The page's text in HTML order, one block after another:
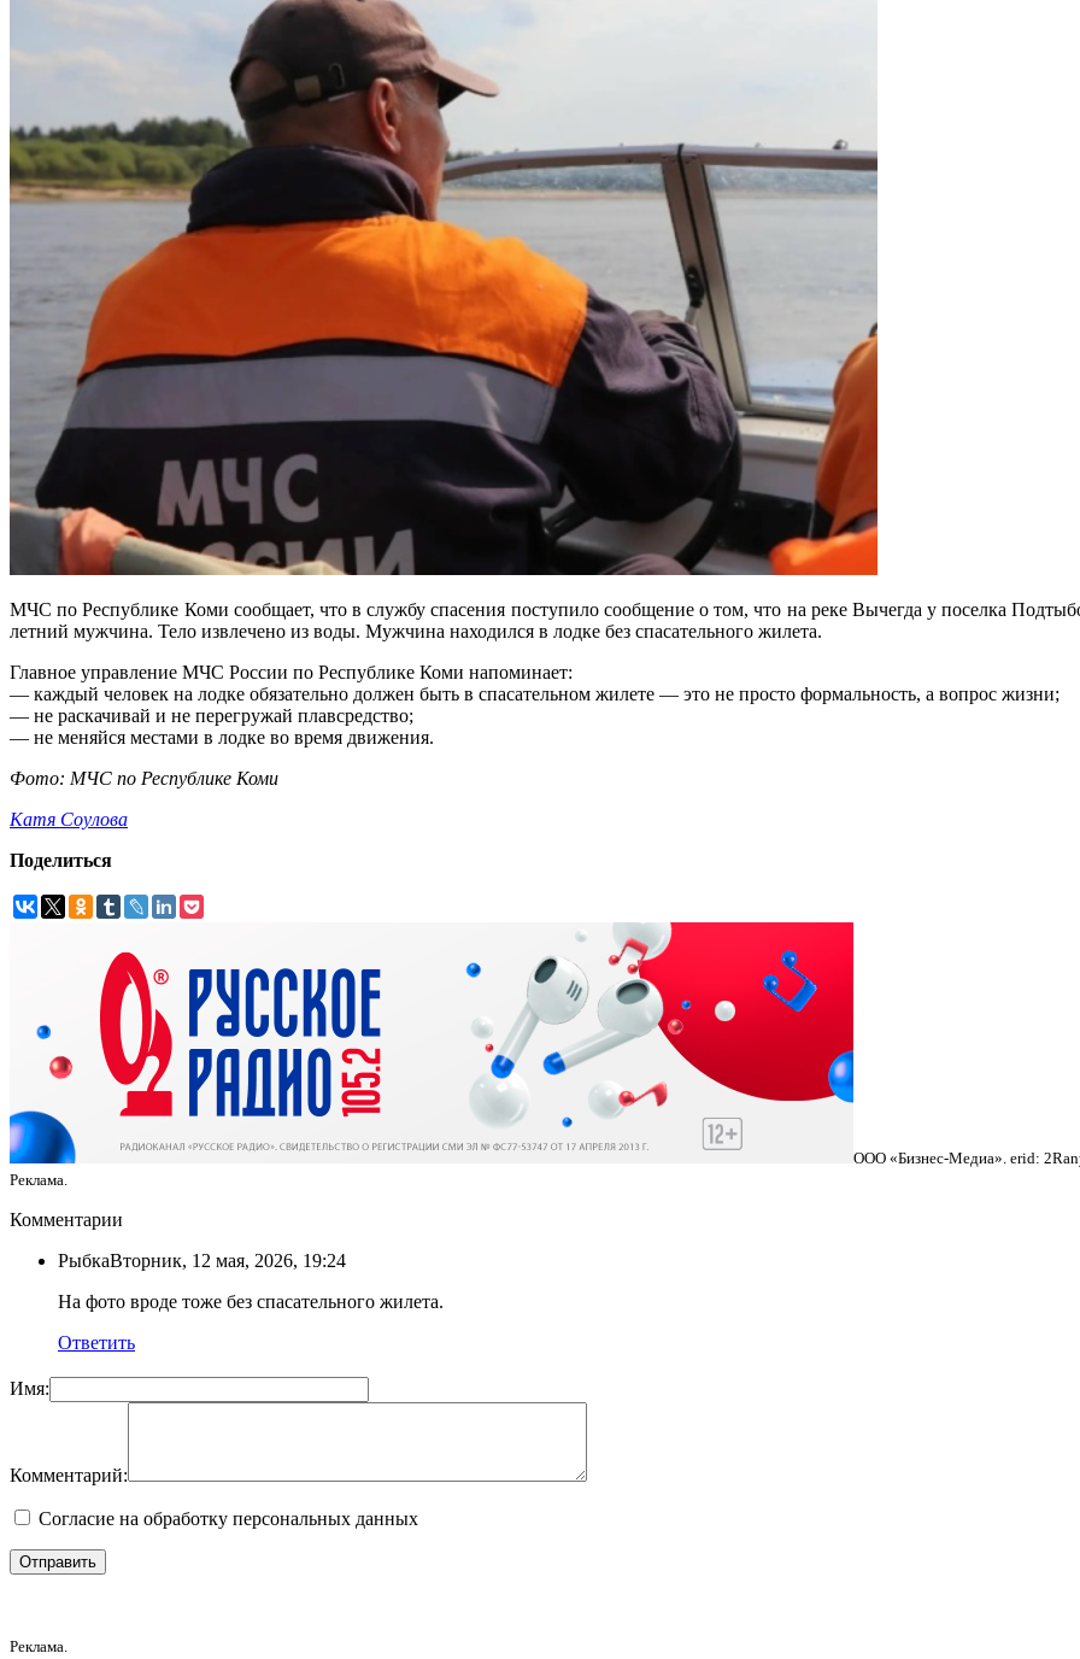
МЧС по Республике Коми сообщает, что в службу спасения поступило сообщение о том, что на реке Вычегда у поселка
летний мужчина. Тело извлечено из воды. Мужчина находился в лодке без спасательного жилета.
Главное управление МЧС России по Республике Коми напоминает:
— каждый человек на лодке обязательно должен быть в спасательном жилете — это не просто формальность, а вопрос жизни;
— не раскачивай и не перегружай плавсредство;
— не меняйся местами в лодке во время движения.
Фото: МЧС по Республике Коми
Катя Соулова
Поделиться
ООО «Бизнес-Медиа». erid:
Реклама.
Комментарии
РыбкаВторник, 12 мая, 2026, 19:24
На фото вроде тоже без спасательного жилета.
Ответить
Имя:
Комментарий:
Согласие на обработку персональных данных
Реклама.